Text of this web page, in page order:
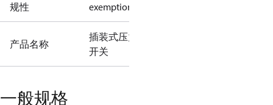
规性
exemptions
产品名称
插装式压力
开关
一般规格